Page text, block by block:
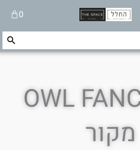
0עגלת
קניות
OWL
מקור